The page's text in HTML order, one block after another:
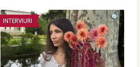
INTERVIURI